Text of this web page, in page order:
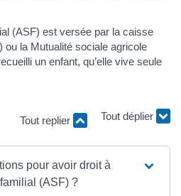
(ASF) est versée par la caisse
ou la Mutualité sociale agricole
un enfant, qu’elle vive seule
Tout replier Tout déplier
pour avoir droit à
(ASF) ?